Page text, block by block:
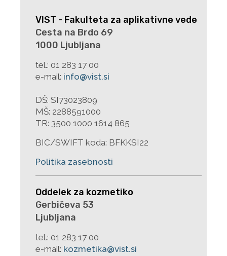
VIST - Fakulteta za aplikativne vede
Cesta na Brdo 69
1000 Ljubljana
tel.: 01 283 17 00
e-mail: info@vist.si
DŠ: SI73023809
MŠ: 2288591000
TR: 3500 1000 1614 865
BIC/SWIFT koda: BFKKSI22
Politika zasebnosti
Oddelek za kozmetiko
Gerbičeva 53
Ljubljana
tel.: 01 283 17 00
e-mail: kozmetika@vist.si